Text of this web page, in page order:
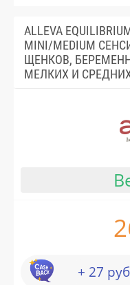
ALLEVA
MINI/MEDIUM
ЩЕНКОВ,
МЕЛКИХ И
+ 27